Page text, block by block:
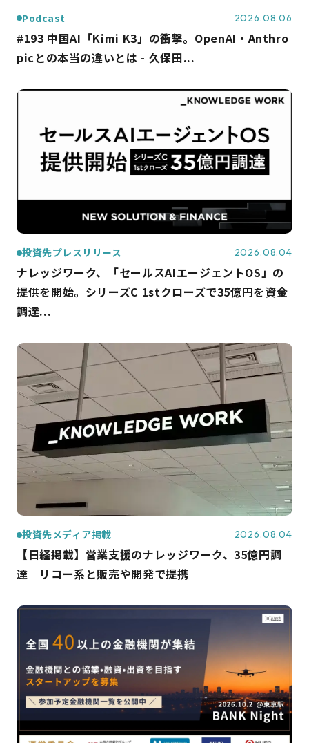
Podcast 2026.08.06
#193 中国AI「Kimi K3」の衝撃。OpenAI・Anthro
picとの本当の違いとは - 久保田...
投資先プレスリリース 2026.08.04
ナレッジワーク、「セールスAIエージェントOS」の
提供を開始。シリーズC 1stクローズで35億円を資金
調達...
投資先メディア掲載 2026.08.04
【日経掲載】営業支援のナレッジワーク、35億円調
達 リコー系と販売や開発で提携